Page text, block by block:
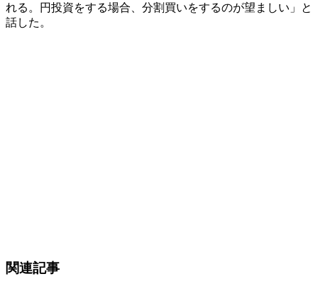
れる。円投資をする場合、分割買いをするのが望ましい」と
話した。
関連記事